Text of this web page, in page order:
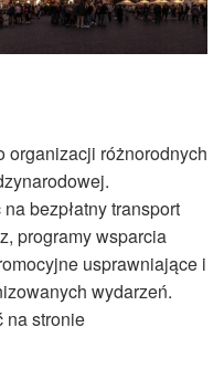
organizacji różnorodnych
bezpłatny transport
programy wsparcia
usprawniające i
wydarzeń.
na stronie